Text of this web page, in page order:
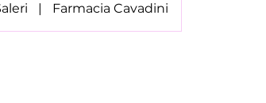
| Farmacia Cavadini